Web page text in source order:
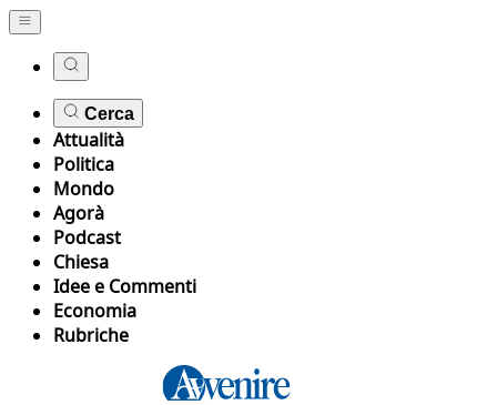
Cerca
Attualità
Politica
Mondo
Agorà
Podcast
Chiesa
Idee e Commenti
Economia
Rubriche